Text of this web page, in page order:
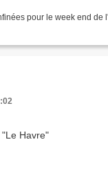
pour le week end de